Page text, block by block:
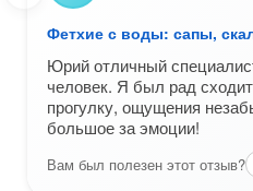
Фетхие с воды: сапы,
Юрий отличный
человек. Я был рад
прогулку, ощущения
большое за эмоции!
Вам был полезен этот отзыв?